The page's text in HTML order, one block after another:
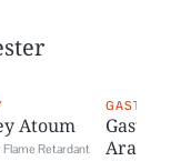
Atoum
Retardant
GASTÓN Y
Gastón
Arabica